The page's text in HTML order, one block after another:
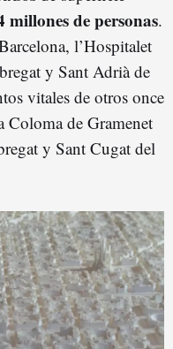
millones de personas.
l’Hospitalet
y Sant Adrià de
vitales de otros once
Coloma de Gramenet
y Sant Cugat del